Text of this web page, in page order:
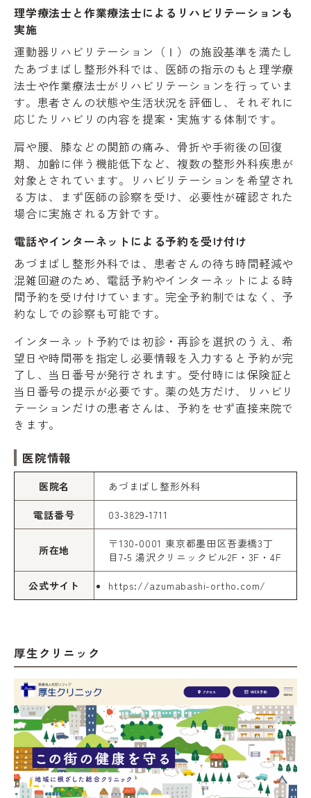
理学療法士と作業療法士によるリハビリテーションも
実施
運動器リハビリテーション（Ⅰ）の施設基準を満たし
たあづまばし整形外科では、医師の指示のもと理学療
法士や作業療法士がリハビリテーションを行っていま
す。患者さんの状態や生活状況を評価し、それぞれに
応じたリハビリの内容を提案・実施する体制です。
肩や腰、膝などの関節の痛み、骨折や手術後の回復
期、加齢に伴う機能低下など、複数の整形外科疾患が
対象とされています。リハビリテーションを希望され
る方は、まず医師の診察を受け、必要性が確認された
場合に実施される方針です。
電話やインターネットによる予約を受け付け
あづまばし整形外科では、患者さんの待ち時間軽減や
混雑回避のため、電話予約やインターネットによる時
間予約を受け付けています。完全予約制ではなく、予
約なしでの診察も可能です。
インターネット予約では初診・再診を選択のうえ、希
望日や時間帯を指定し必要情報を入力すると予約が完
了し、当日番号が発行されます。受付時には保険証と
当日番号の提示が必要です。薬の処方だけ、リハビリ
テーションだけの患者さんは、予約をせず直接来院で
きます。
医院情報
医院名 あづまばし整形外科
電話番号 03‑3829‑1711
所在地
〒130‑0001 東京都墨田区吾妻橋3丁
目7‑5 湯沢クリニックビル2F・3F・4F
公式サイト https://azumabashi-ortho.com/
厚生クリニック